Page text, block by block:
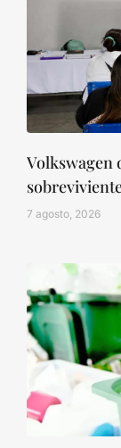
Volkswagen
7 agosto, 2026